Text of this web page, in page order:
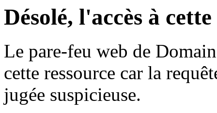
Désolé, l'accès à
Le pare-feu web de
cette ressource car la
jugée suspicieuse.